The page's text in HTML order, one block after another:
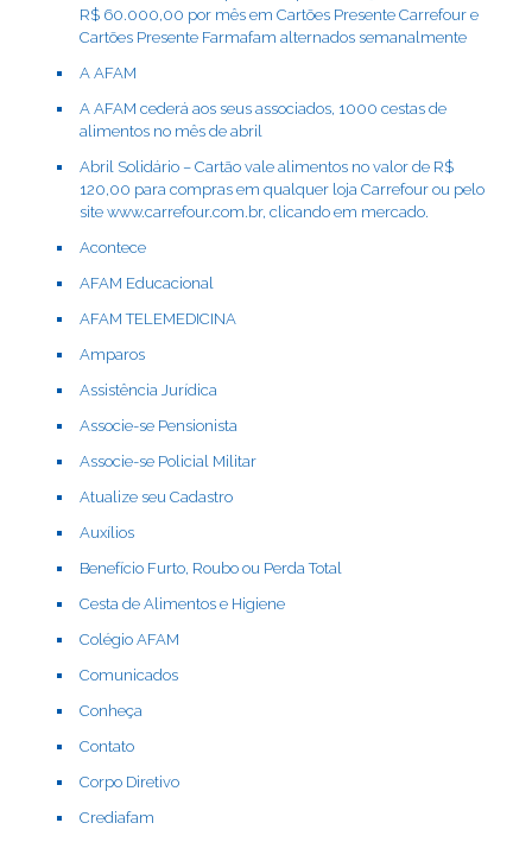
R$ 60.000,00 por mês em Cartões Presente Carrefour e
Cartões Presente Farmafam alternados semanalmente
A AFAM
A AFAM cederá aos seus associados, 1000 cestas de
alimentos no mês de abril
Abril Solidário – Cartão vale alimentos no valor de R$
120,00 para compras em qualquer loja Carrefour ou pelo
site www.carrefour.com.br, clicando em mercado.
Acontece
AFAM Educacional
AFAM TELEMEDICINA
Amparos
Assistência Jurídica
Associe-se Pensionista
Associe-se Policial Militar
Atualize seu Cadastro
Auxílios
Benefício Furto, Roubo ou Perda Total
Cesta de Alimentos e Higiene
Colégio AFAM
Comunicados
Conheça
Contato
Corpo Diretivo
Crediafam